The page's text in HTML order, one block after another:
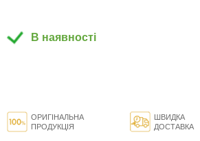
В наявності
ОРИГІНАЛЬНА
ПРОДУКЦІЯ
ШВИДКА
ДОСТАВКА